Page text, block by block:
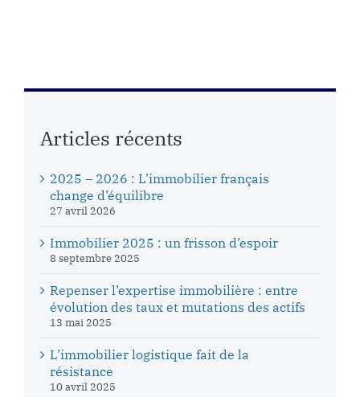
Articles récents
2025 – 2026 : L’immobilier français
change d’équilibre
27 avril 2026
Immobilier 2025 : un frisson d’espoir
8 septembre 2025
Repenser l’expertise immobilière : entre
évolution des taux et mutations des actifs
13 mai 2025
L’immobilier logistique fait de la
résistance
10 avril 2025